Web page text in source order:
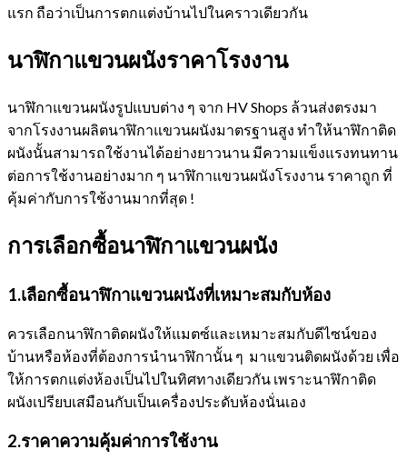
แรก ถือว่าเป็นการตกแต่งบ้านไปในคราวเดียวกัน
นาฬิกาแขวนผนังราคาโรงงาน
นาฬิกาแขวนผนังรูปแบบต่าง ๆ จาก HV Shops ล้วนส่งตรงมา
จากโรงงานผลิตนาฬิกาแขวนผนังมาตรฐานสูง ทำให้นาฬิกาติด
ผนังนั้นสามารถใช้งานได้อย่างยาวนาน มีความแข็งแรงทนทาน
ต่อการใช้งานอย่างมาก ๆ นาฬิกาแขวนผนังโรงงาน ราคาถูก ที่
คุ้มค่ากับการใช้งานมากที่สุด !
การเลือกซื้อนาฬิกาแขวนผนัง
1.เลือกซื้อนาฬิกาแขวนผนังที่เหมาะสมกับห้อง
ควรเลือกนาฬิกาติดผนังให้แมตซ์และเหมาะสมกับดีไซน์ของ
บ้านหรือห้องที่ต้องการนำนาฬิกานั้น ๆ มาแขวนติดผนังด้วย เพื่อ
ให้การตกแต่งห้องเป็นไปในทิศทางเดียวกัน เพราะนาฬิกาติด
ผนังเปรียบเสมือนกับเป็นเครื่องประดับห้องนั่นเอง
2.ราคาความคุ้มค่าการใช้งาน